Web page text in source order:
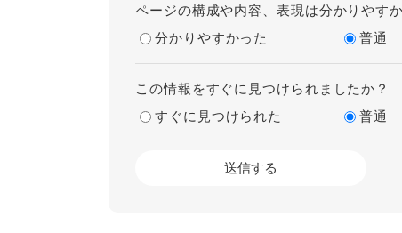
ページの構成や内容、表現は分かりやす
分かりやすかった
普通
この情報をすぐに見つけられましたか？
すぐに見つけられた
普通